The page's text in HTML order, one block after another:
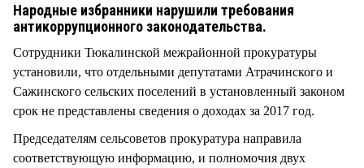
Народные избранники нарушили требования
антикоррупционного законодательства.
Сотрудники Тюкалинской межрайонной прокуратуры
установили, что отдельными депутатами Атрачинского и
Сажинского сельских поселений в установленный законом
срок не представлены сведения о доходах за 2017 год.
Председателям сельсоветов прокуратура направила
соответствующую информацию, и полномочия двух